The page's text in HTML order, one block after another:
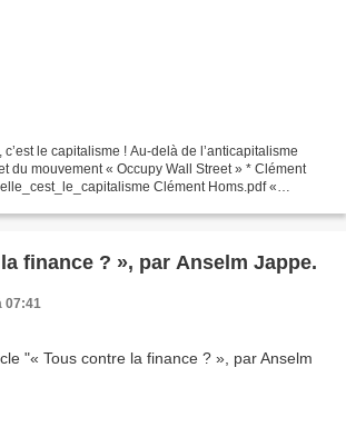
c’est le capitalisme ! Au-delà de l’anticapitalisme
du mouvement « Occupy Wall Street » * Clément
finance ? », par Anselm Jappe.
07:41